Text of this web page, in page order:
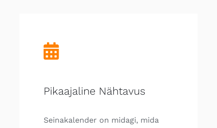
Pikaajaline Nähtavus
Seinakalender on midagi, mida